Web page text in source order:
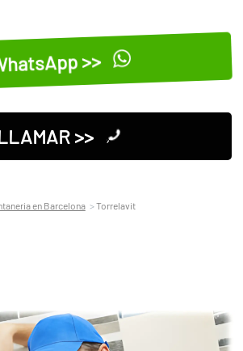
>>
>>
en Barcelona Torrelavit